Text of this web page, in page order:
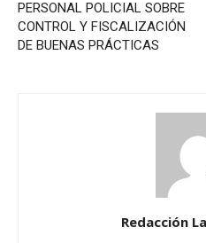
PERSONAL POLICIAL SOBRE
CONTROL Y FISCALIZACIÓN
DE BUENAS PRÁCTICAS
Redacción